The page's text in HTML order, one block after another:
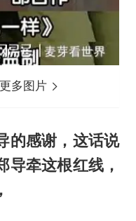
多图片
的感谢，这话说
导牵这根红线，